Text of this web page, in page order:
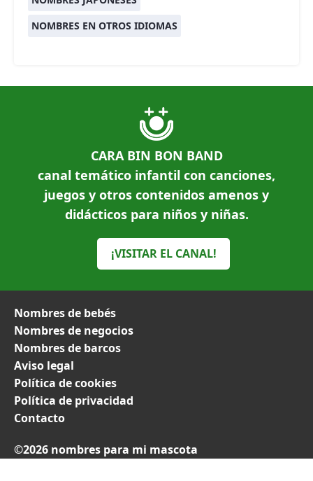
NOMBRES EN OTROS IDIOMAS
CARA BIN BON BAND
canal temático infantil con canciones,
juegos y otros contenidos amenos y
didácticos para niños y niñas.
¡VISITAR EL CANAL!
Nombres de bebés
Nombres de negocios
Nombres de barcos
Aviso legal
Política de cookies
Política de privacidad
Contacto
©2026 nombres para mi mascota